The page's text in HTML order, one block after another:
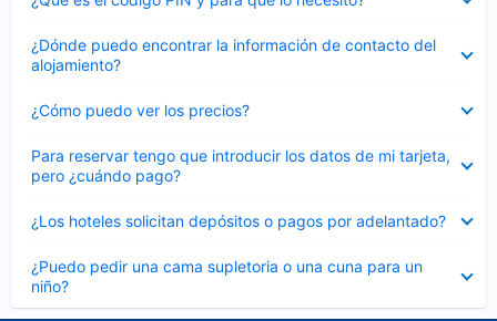
cerrado
¿Dónde puedo encontrar la información de contacto del
alojamiento?
cerrado
¿Cómo puedo ver los precios?
cerrado
Para reservar tengo que introducir los datos de mi tarjeta,
pero ¿cuándo pago?
cerrado
¿Los hoteles solicitan depósitos o pagos por adelantado?
cerrado
¿Puedo pedir una cama supletoria o una cuna para un
niño?
cerrado